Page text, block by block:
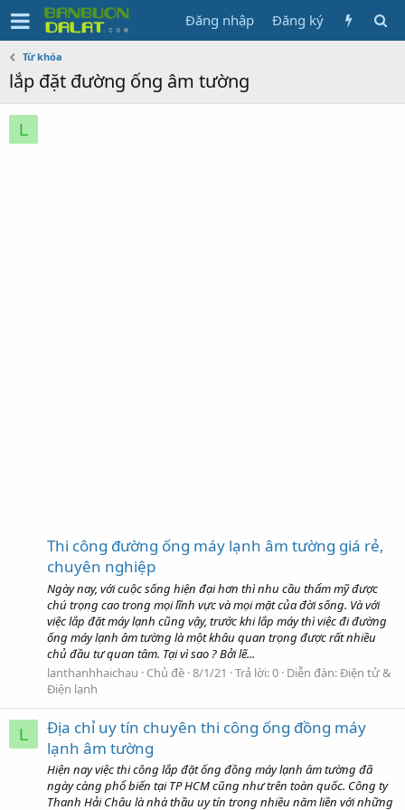
Đăng nhập Đăng ký
Từ khóa
lắp đặt đường ống âm tường
L
Thi công đường ống máy lạnh âm tường giá rẻ,
chuyên nghiệp
Ngày nay, với cuộc sống hiện đại hơn thì nhu cầu thẩm mỹ được
chú trọng cao trong mọi lĩnh vực và mọi mặt của đời sống. Và với
việc lắp đặt máy lạnh cũng vậy, trước khi lắp máy thì việc đi đường
ống máy lạnh âm tường là một khâu quan trọng được rất nhiều
chủ đầu tư quan tâm. Tại vì sao ? Bởi lẽ...
lanthanhhaichau
Chủ đề 8/1/21 Trả lời: 0 Diễn đàn:Điện tử &
Điện lạnh
L
Địa chỉ uy tín chuyên thi công ống đồng máy
lạnh âm tường
Hiện nay việc thi công lắp đặt ống đồng máy lạnh âm tường đã
ngày càng phổ biến tại TP HCM cũng như trên toàn quốc. Công ty
Thanh Hải Châu là nhà thầu uy tín trong nhiều năm liền với những